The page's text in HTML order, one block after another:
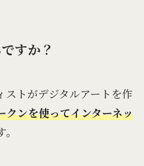
すか？
トがデジタルアートを作
クンを使ってインターネッ